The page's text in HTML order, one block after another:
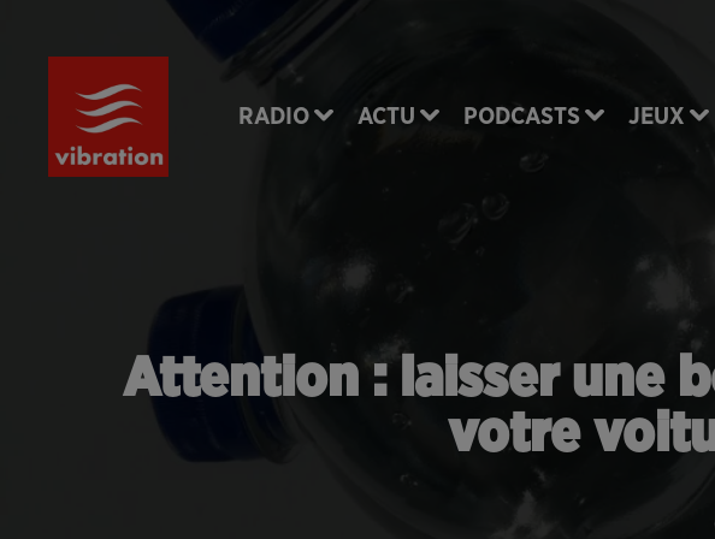
RADIO ACTU PODCASTS JEUX
Attention : laisser une
votre